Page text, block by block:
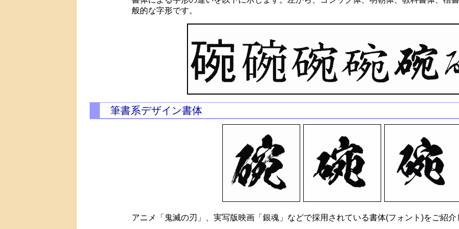
般的な字形です。
筆書系デザイン書体
アニメ「鬼滅の刃」、実写版映画「銀魂」などで採用されている書体(フォント)をご紹介